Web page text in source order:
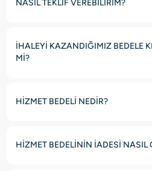
NASIL TEKLİF VEREBİLİRİM?
İHALEYİ KAZANDIĞIMIZ BEDELE
Mİ?
HİZMET BEDELİ NEDİR?
HİZMET BEDELİNİN İADESİ NASIL